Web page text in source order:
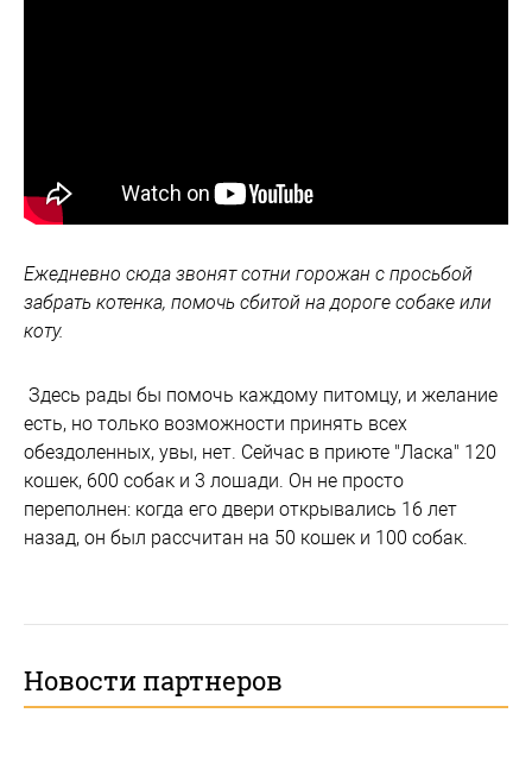
Ежедневно сюда звонят сотни горожан с просьбой
забрать котенка, помочь сбитой на дороге собаке или
коту.
Здесь рады бы помочь каждому питомцу, и желание
есть, но только возможности принять всех
обездоленных, увы, нет. Сейчас в приюте "Ласка" 120
кошек, 600 собак и 3 лошади. Он не просто
переполнен: когда его двери открывались 16 лет
назад, он был рассчитан на 50 кошек и 100 собак.
Новости партнеров